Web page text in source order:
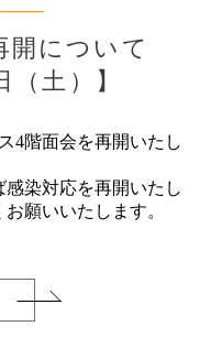
開について
（土）】
4階面会を再開いたし
染対応を再開いたし
願いいたします。